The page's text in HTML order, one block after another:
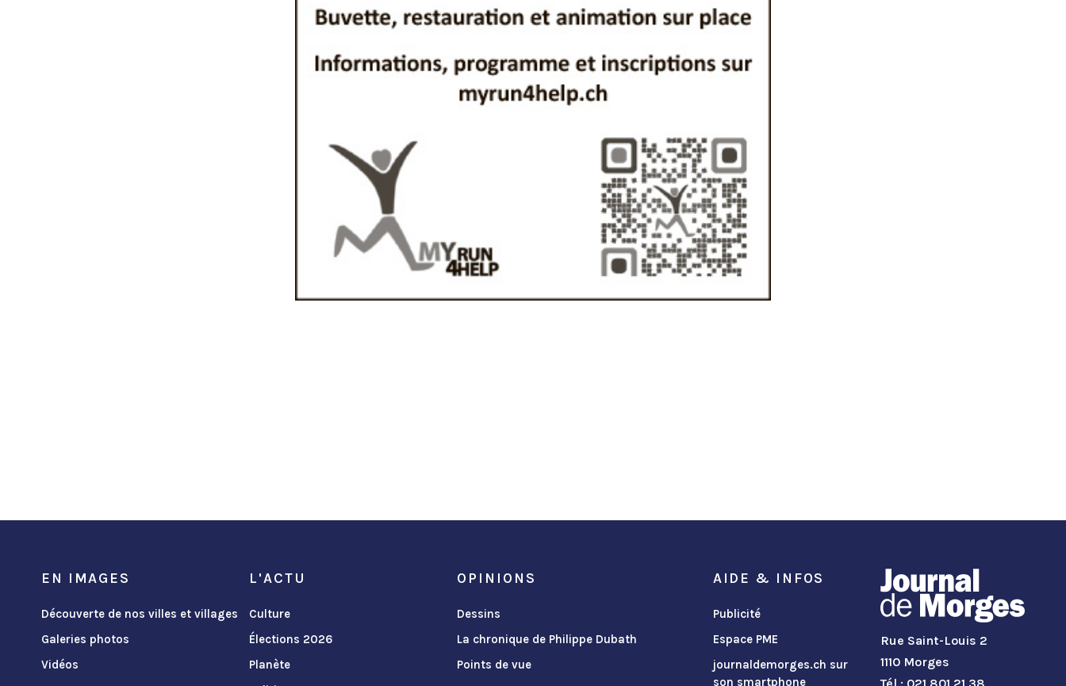
EN IMAGES
Découverte de nos villes et villages
Galeries photos
Vidéos
L'ACTU
Culture
Élections 2026
Planète
OPINIONS
Dessins
La chronique de Philippe Dubath
Points de vue
AIDE & INFOS
Publicité
Espace PME
journaldemorges.ch sur
son smartphone
Rue Saint-Louis 2
1110 Morges